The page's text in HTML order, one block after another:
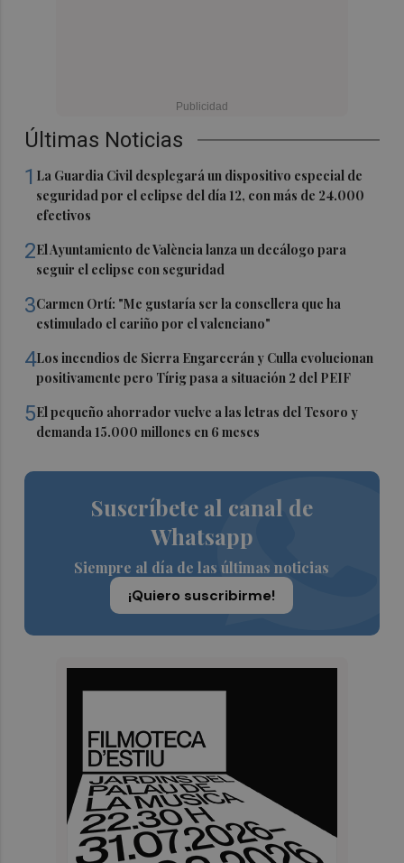
Últimas Noticias
1 La Guardia Civil desplegará un dispositivo especial de
seguridad por el eclipse del día 12, con más de 24.000
efectivos
2El Ayuntamiento de València lanza un decálogo para
seguir el eclipse con seguridad
3Carmen Ortí: "Me gustaría ser la consellera que ha
estimulado el cariño por el valenciano"
4Los incendios de Sierra Engarcerán y Culla evolucionan
positivamente pero Tírig pasa a situación 2 del PEIF
5El pequeño ahorrador vuelve a las letras del Tesoro y
demanda 15.000 millones en 6 meses
Suscríbete al canal de
Whatsapp
Siempre al día de las últimas noticias
¡Quiero suscribirme!